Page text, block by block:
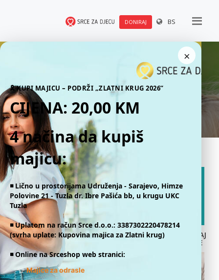
DONIRAJ BS
×
🎗 KUPI MAJICU – PODRŽI „ZLATNI KRUG 2026“
CIJENA: 20,00 KM
4 načina da kupiš
majicu:
◾️ Lično u prostorijama Udruženja - Sarajevo, Himze
Polovine 21 - Tuzla dr. Ibre Pašića bb, u krugu UKC
Tuzla
◾️ Uplatom na račun Srce d.o.o.: 3387302220478214
(svrha uplate: Kupovina majica za Zlatni krug)
◾️ Online na Srceshop web stranici:
👕Majice za odrasle
DONIRAJ
ONLINE
Publikacije